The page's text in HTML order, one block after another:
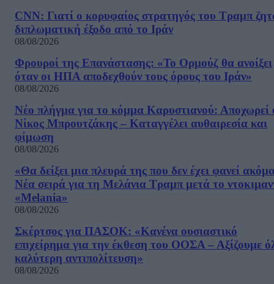
CNN: Γιατί ο κορυφαίος στρατηγός του Τραμπ
διπλωματική έξοδο από το Ιράν
08/08/2026
Φρουροί της Επανάστασης: «Το Ορμούζ θα ανοίξει
όταν οι ΗΠΑ αποδεχθούν τους όρους του Ιράν»
08/08/2026
Νέο πλήγμα για το κόμμα Καρυστιανού: Αποχωρεί
Νίκος Μπρουτζάκης – Καταγγέλει αυθαιρεσία και
φίμωση
08/08/2026
«Θα δείξει μια πλευρά της που δεν έχει φανεί
Νέα σειρά για τη Μελάνια Τραμπ μετά το
«Melania»
08/08/2026
Σκέρτσος για ΠΑΣΟΚ: «Κανένα ουσιαστικό
επιχείρημα για την έκθεση του ΟΟΣΑ – Αξίζουμε
καλύτερη αντιπολίτευση»
08/08/2026